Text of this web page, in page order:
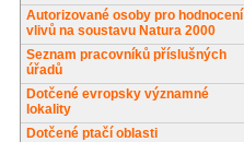
Autorizované osoby pro hodnocení
vlivů na soustavu Natura 2000
Seznam pracovníků příslušných
úřadů
Dotčené evropsky významné
lokality
Dotčené ptačí oblasti